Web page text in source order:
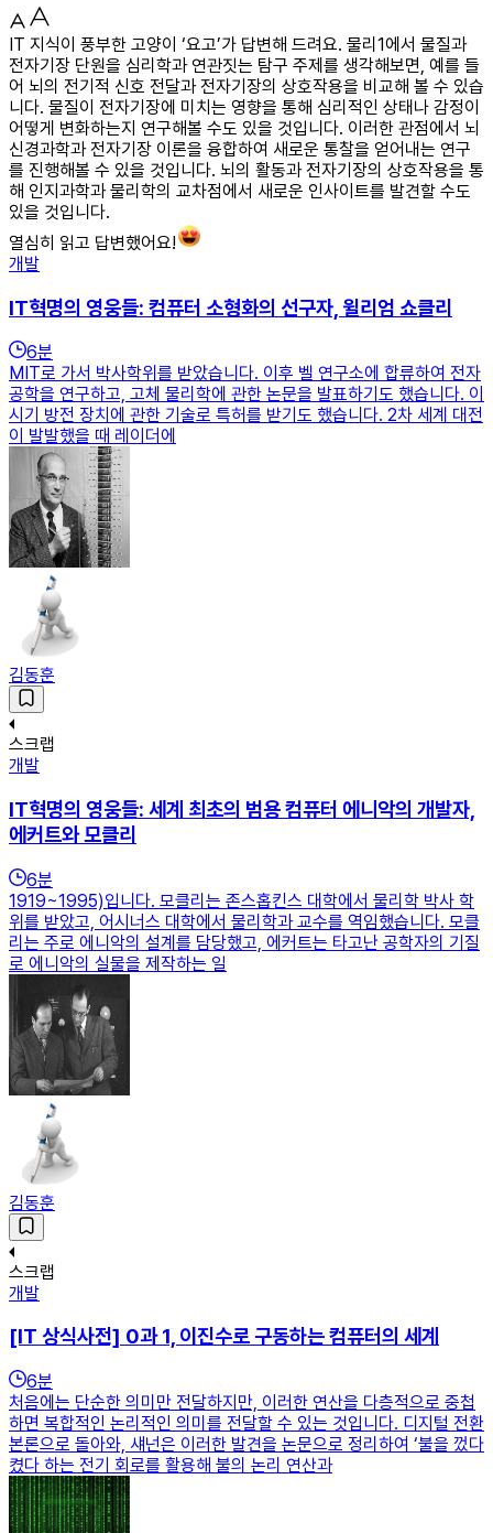
IT 지식이 풍부한 고양이 ‘요고’가 답변해 드려요. 물리1에서 물질과
전자기장 단원을 심리학과 연관짓는 탐구 주제를 생각해보면, 예를 들
어 뇌의 전기적 신호 전달과 전자기장의 상호작용을 비교해 볼 수 있습
니다. 물질이 전자기장에 미치는 영향을 통해 심리적인 상태나 감정이
어떻게 변화하는지 연구해볼 수도 있을 것입니다. 이러한 관점에서 뇌
신경과학과 전자기장 이론을 융합하여 새로운 통찰을 얻어내는 연구
를 진행해볼 수 있을 것입니다. 뇌의 활동과 전자기장의 상호작용을 통
해 인지과학과 물리학의 교차점에서 새로운 인사이트를 발견할 수도
있을 것입니다.
열심히 읽고 답변했어요!
개발
IT혁명의 영웅들: 컴퓨터 소형화의 선구자, 윌리엄 쇼클리
6분
MIT로 가서 박사학위를 받았습니다. 이후 벨 연구소에 합류하여 전자
공학을 연구하고, 고체 물리학에 관한 논문을 발표하기도 했습니다. 이
시기 방전 장치에 관한 기술로 특허를 받기도 했습니다. 2차 세계 대전
이 발발했을 때 레이더에
김동훈
스크랩
개발
IT혁명의 영웅들: 세계 최초의 범용 컴퓨터 에니악의 개발자,
에커트와 모클리
6분
1919~1995)입니다. 모클리는 존스홉킨스 대학에서 물리학 박사 학
위를 받았고, 어시너스 대학에서 물리학과 교수를 역임했습니다. 모클
리는 주로 에니악의 설계를 담당했고, 에커트는 타고난 공학자의 기질
로 에니악의 실물을 제작하는 일
김동훈
스크랩
개발
[IT 상식사전] 0과 1, 이진수로 구동하는 컴퓨터의 세계
6분
처음에는 단순한 의미만 전달하지만, 이러한 연산을 다층적으로 중첩
하면 복합적인 논리적인 의미를 전달할 수 있는 것입니다. 디지털 전환
본론으로 돌아와, 섀넌은 이러한 발견을 논문으로 정리하여 ‘불을 껐다
켰다 하는 전기 회로를 활용해 불의 논리 연산과